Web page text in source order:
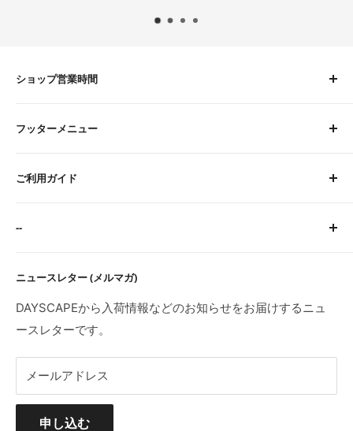
ニュースレター (メルマガ)
DAYSCAPEから入荷情報などのお知らせをお届けするニュ
ースレターです。
メールアドレス
申し込む
ショップ営業時間
土曜 9:00〜12:00
※臨時休業日等はトップページにてご案内します。
フッターメニュー
お問い合わせ
ご利用ガイド
ご注文・お支払いについて
返品・交換・初期不良・海外製品について
--
プライバシーポリシー
利用規約